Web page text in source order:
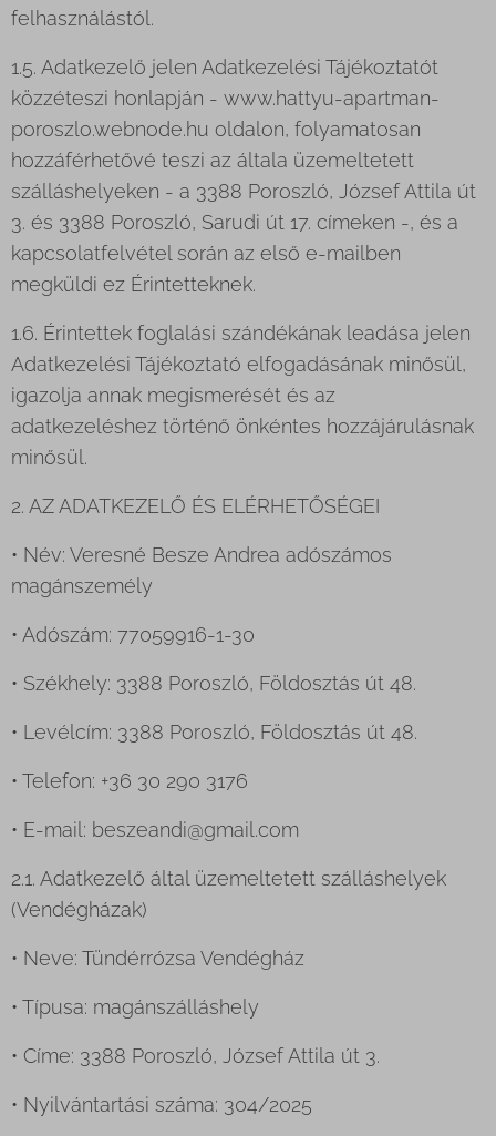
felhasználástól.
1.5. Adatkezelő jelen Adatkezelési Tájékoztatót
közzéteszi honlapján - www.hattyu-apartman-
poroszlo.webnode.hu oldalon, folyamatosan
hozzáférhetővé teszi az általa üzemeltetett
szálláshelyeken - a 3388 Poroszló, József Attila út
3. és 3388 Poroszló, Sarudi út 17. címeken -, és a
kapcsolatfelvétel során az első e-mailben
megküldi ez Érintetteknek.
1.6. Érintettek foglalási szándékának leadása jelen
Adatkezelési Tájékoztató elfogadásának minősül,
igazolja annak megismerését és az
adatkezeléshez történő önkéntes hozzájárulásnak
minősül.
2. AZ ADATKEZELŐ ÉS ELÉRHETŐSÉGEI
• Név: Veresné Besze Andrea adószámos
magánszemély
• Adószám: 77059916-1-30
• Székhely: 3388 Poroszló, Földosztás út 48.
• Levélcím: 3388 Poroszló, Földosztás út 48.
• Telefon: +36 30 290 3176
• E-mail: beszeandi@gmail.com
2.1. Adatkezelő által üzemeltetett szálláshelyek
(Vendégházak)
• Neve: Tündérrózsa Vendégház
• Típusa: magánszálláshely
• Címe: 3388 Poroszló, József Attila út 3.
• Nyilvántartási száma: 304/2025